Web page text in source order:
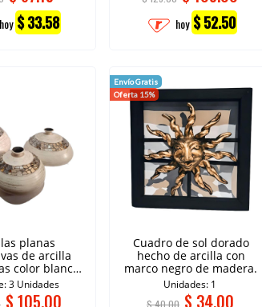
hoy $ 33.58
planas
de arcilla
color blanco
tipo espejo.
3 Unidades
$ 105.00
hoy $ 52.50
Envío Gratis
Oferta 15%
Cuadro de sol dorado
hecho de arcilla con
marco negro de madera.
Unidades: 1
$ 40.00 $ 34.00